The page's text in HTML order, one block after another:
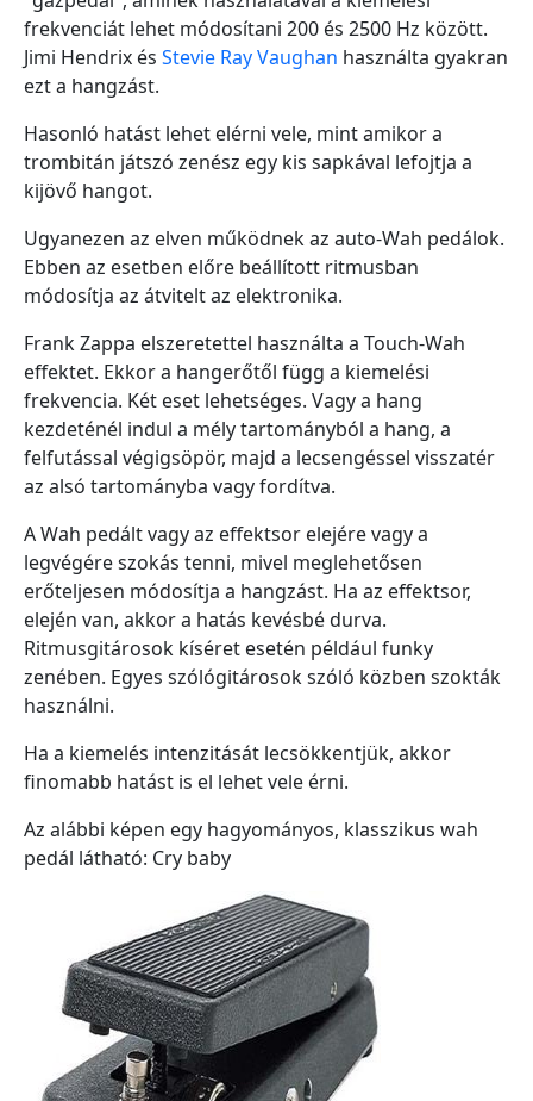
frekvenciát lehet módosítani 200 és 2500 Hz között.
Jimi Hendrix és Stevie Ray Vaughan használta gyakran
ezt a hangzást.
Hasonló hatást lehet elérni vele, mint amikor a
trombitán játszó zenész egy kis sapkával lefojtja a
kijövő hangot.
Ugyanezen az elven működnek az auto-Wah pedálok.
Ebben az esetben előre beállított ritmusban
módosítja az átvitelt az elektronika.
Frank Zappa elszeretettel használta a Touch-Wah
effektet. Ekkor a hangerőtől függ a kiemelési
frekvencia. Két eset lehetséges. Vagy a hang
kezdeténél indul a mély tartományból a hang, a
felfutással végigsöpör, majd a lecsengéssel visszatér
az alsó tartományba vagy fordítva.
A Wah pedált vagy az effektsor elejére vagy a
legvégére szokás tenni, mivel meglehetősen
erőteljesen módosítja a hangzást. Ha az effektsor,
elején van, akkor a hatás kevésbé durva.
Ritmusgitárosok kíséret esetén például funky
zenében. Egyes szólógitárosok szóló közben szokták
használni.
Ha a kiemelés intenzitását lecsökkentjük, akkor
finomabb hatást is el lehet vele érni.
Az alábbi képen egy hagyományos, klasszikus wah
pedál látható: Cry baby